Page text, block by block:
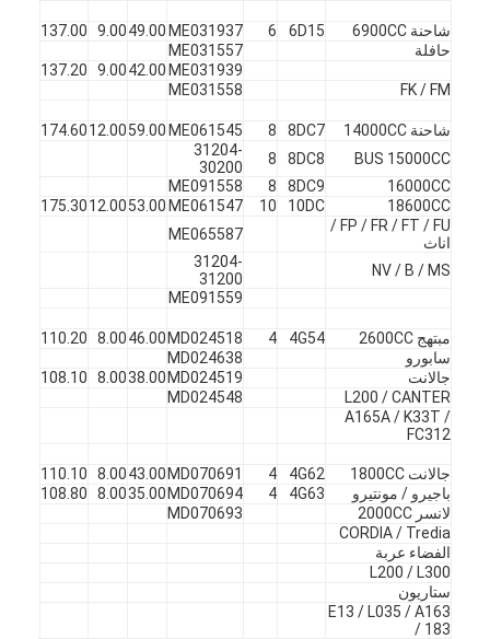
شاحنة 6900CC 6D15
6
ME031937
49.00
9.00
137.00
حافلة
ME031557
ME031939
42.00
9.00
137.20
FK / FM
ME031558
شاحنة 14000CC 8DC7
8
ME061545
59.00
12.00
174.60
BUS 15000CC
8DC8
8
31204-
30200
16000CC
8DC9
8
ME091558
18600CC
10DC
10
ME061547
53.00
12.00
175.30
FP / FR / FT / FU /
اناث
ME065587
NV / B / MS
31204-
31200
ME091559
مبتهج 2600CC 4G54
4
MD024518
46.00
8.00
110.20
سابورو
MD024638
جالانت
MD024519
38.00
8.00
108.10
L200 / CANTER
MD024548
A165A / K33T /
FC312
جالانت 1800CC 4G62
4
MD070691
43.00
8.00
110.10
باجيرو / مونتيرو
4G63
4
MD070694
35.00
8.00
108.80
لانسر 2000CC
MD070693
CORDIA / Tredia
الفضاء عربة
L200 / L300
ستاريون
E13 / L035 / A163
/ 183